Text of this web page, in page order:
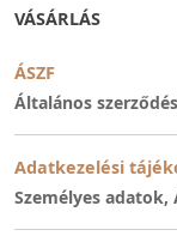
VÁSÁRLÁS
ÁSZF
Általános
Adatkezelési
Személyes adatok,